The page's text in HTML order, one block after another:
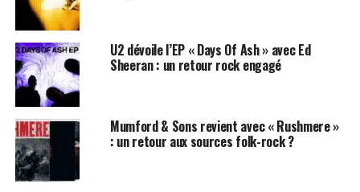
LES ALBUMS DE U2 SONT DISPONIBLES ICI
SUJETS ASSOCIÉS: BRIAN ENO U2
U2 dévoile l’EP « Days Of Ash » avec Ed
Sheeran : un retour rock engagé
Mumford & Sons revient avec « Rushmere »
: un retour aux sources folk-rock ?